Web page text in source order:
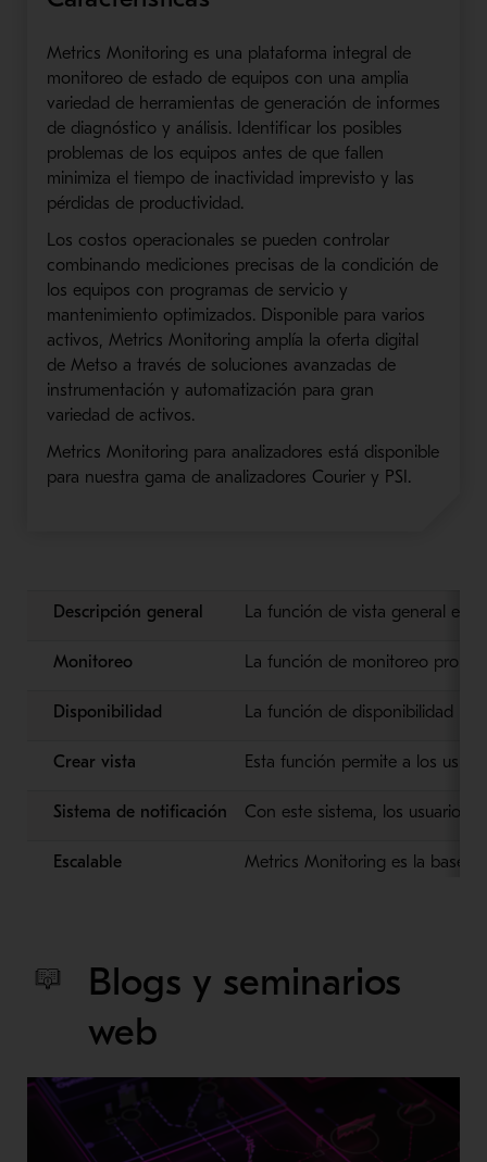
Metrics Monitoring es una plataforma integral de
monitoreo de estado de equipos con una amplia
variedad de herramientas de generación de informes
de diagnóstico y análisis. Identificar los posibles
problemas de los equipos antes de que fallen
minimiza el tiempo de inactividad imprevisto y las
pérdidas de productividad.
Los costos operacionales se pueden controlar
combinando mediciones precisas de la condición de
los equipos con programas de servicio y
mantenimiento optimizados. Disponible para varios
activos, Metrics Monitoring amplía la oferta digital
de Metso a través de soluciones avanzadas de
instrumentación y automatización para gran
variedad de activos.
Metrics Monitoring para analizadores está disponible
para nuestra gama de analizadores Courier y PSI.
Descripción general La función de vista general
Monitoreo La función de monitoreo
Disponibilidad La función de disponibilidad
Crear vista Esta función permite a los
Sistema de notificación Con este sistema, los usuarios
Escalable Metrics Monitoring es la base
Blogs y seminarios
web